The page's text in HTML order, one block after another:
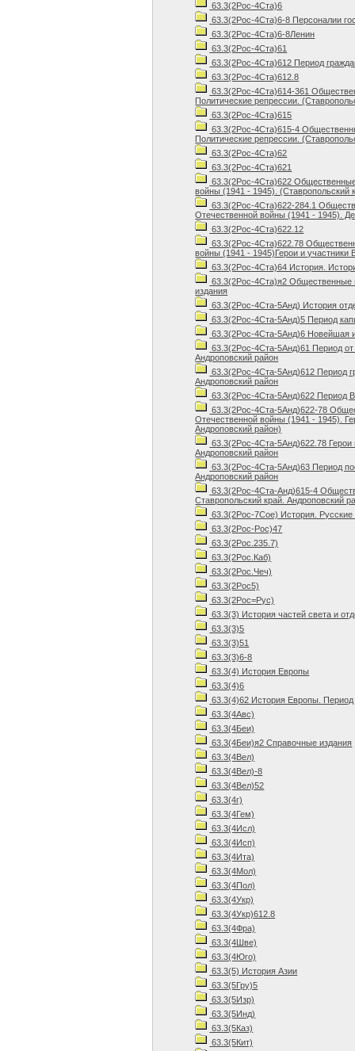
63.3(2Рос-4Ста)6
63.3(2Рос-4Ста)6-8 Персоналии
63.3(2Рос-4Ста)6-8Ленин
63.3(2Рос-4Ста)61
63.3(2Рос-4Ста)612 Период
63.3(2Рос-4Ста)612.8
63.3(2Рос-4Ста)614-361
Политические репрессии.
63.3(2Рос-4Ста)615
63.3(2Рос-4Ста)615-4
Политические репрессии.
63.3(2Рос-4Ста)62
63.3(2Рос-4Ста)621
63.3(2Рос-4Ста)622
войны (1941 - 1945). (Ставропольский
63.3(2Рос-4Ста)622-284.1
Отечественной войны (1941 - 1945).
63.3(2Рос-4Ста)622.12
63.3(2Рос-4Ста)622.78
войны (1941 - 1945)Герои и участники
63.3(2Рос-4Ста)64 История.
63.3(2Рос-4Ста)я2 Общественные
издания
63.3(2Рос-4Ста-5Анд) История
63.3(2Рос-4Ста-5Анд)5 Период
63.3(2Рос-4Ста-5Анд)6 Новейшая
63.3(2Рос-4Ста-5Анд)61 Период
Андроповский район
63.3(2Рос-4Ста-5Анд)612 Период
Андроповский район
63.3(2Рос-4Ста-5Анд)622 Период
63.3(2Рос-4Ста-5Анд)622-78
Отечественной войны (1941 - 1945).
Андроповский район)
63.3(2Рос-4Ста-5Анд)622.78 Герои
Андроповский район
63.3(2Рос-4Ста-5Анд)63 Период
Андроповский район
63.3(2Рос-4Ста-Анд)615-4
Ставропольский край. Андроповский
63.3(2Рос-7Сое) История.
63.3(2Рос-Рос)47
63.3(2Рос.235.7)
63.3(2Рос.Каб)
63.3(2Рос.Чеч)
63.3(2Рос5)
63.3(2Рос=Рус)
63.3(3) История частей света и
63.3(3)5
63.3(3)51
63.3(3)6-8
63.3(4) История Европы
63.3(4)6
63.3(4)62 История Европы.
63.3(4Авс)
63.3(4Беи)
63.3(4Беи)я2 Справочные издания
63.3(4Вел)
63.3(4Вел)-8
63.3(4Вел)52
63.3(4г)
63.3(4Гем)
63.3(4Исл)
63.3(4Исп)
63.3(4Ита)
63.3(4Мол)
63.3(4Пол)
63.3(4Укр)
63.3(4Укр)612.8
63.3(4Фра)
63.3(4Шве)
63.3(4Юго)
63.3(5) История Азии
63.3(5Гру)5
63.3(5Изр)
63.3(5Инд)
63.3(5Каз)
63.3(5Кит)